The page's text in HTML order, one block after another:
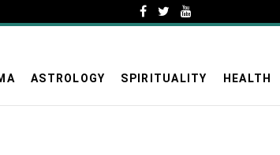
ASTROLOGY SPIRITUALITY HEALTH